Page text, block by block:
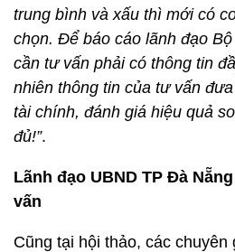
trung bình và xấu thì mới có
chọn. Để báo cáo lãnh đạo
cần tư vấn phải có thông tin
nhiên thông tin của tư vấn
tài chính, đánh giá hiệu quả
đủ!”.
Lãnh đạo UBND TP Đà
vấn
Cũng tại hội thảo, các chuyên